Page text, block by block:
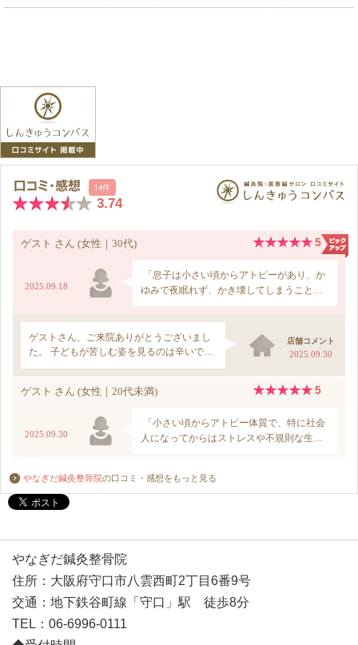
やなぎだ鍼灸整骨院の口コミ・感想をもっと見る
やなぎだ鍼灸整骨院
住所：大阪府守口市八雲西町2丁目6番9号
交通：地下鉄谷町線「守口」駅 徒歩8分
TEL：06-6996-0111